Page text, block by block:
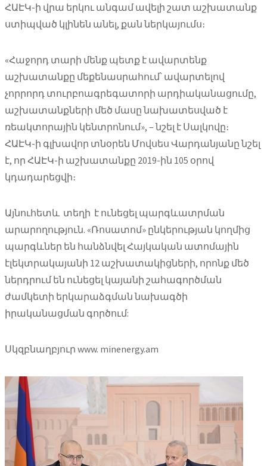
ՀԱԷԿ-ի վրա երկու անգամ ավելի շատ աշխատանք
ստիպված կլինեն անել, քան ներկայումս։
«Հաջորդ տարի մենք պետք է ավարտենք
աշխատանքը մեքենասրահում՝ ավարտելով
չորրորդ տուրբոագրեգատորի արդիականացումը,
աշխատանքների մեծ մասը նախատեսված է
ռեակտորային կենտրոնում», – նշել է Սալկովը։
ՀԱԷԿ-ի գլխավոր տնօրեն Մովսես Վարդանյանը նշել
է, որ ՀԱԷԿ-ի աշխատանքը 2019-ին 105 օրով
կդադարեցվի։
Այնուհետև տեղի է ունեցել պարգևատրման
արարողություն. «Ռոսատոմ» ընկերության կողմից
պարգևներ են հանձնվել Հայկական ատոմային
էլեկտրակայանի 12 աշխատակիցների, որոնք մեծ
ներդրում են ունեցել կայանի շահագործման
ժամկետի երկարաձգման նախագծի
իրականացման գործում:
Սկզբնաղբյուր www. minenergy.am